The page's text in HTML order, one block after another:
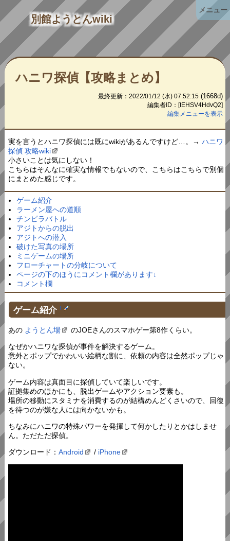
別館ようとんwiki
ハニワ探偵【攻略まとめ】
最終更新：2022/01/12 (水) 07:52:15 (1668d)
編集者ID：[tEHSV4HdvQ2]
編集メニューを表示
実を言うとハニワ探偵には既にwikiがあるんですけど…。→ハニワ
探偵 攻略wiki
小さいことは気にしない！
こちらはそんなに確実な情報でもないので、こちらはこちらで別個
にまとめた感じです。
ゲーム紹介
ラーメン屋への道順
チンピラバトル
アジトからの脱出
アジトへの潜入
破けた写真の場所
ミニゲームの場所
フローチャートの分岐について
ページの下のほうにコメント欄があります↓
コメント欄
ゲーム紹介 †
あの ようとん場 のJOEさんのスマホゲー第8作くらい。
なぜかハニワな探偵が事件を解決するゲーム。
意外とポップでかわいい絵柄な割に、依頼の内容は全然ポップじゃ
ない。
ゲーム内容は真面目に探偵していて楽しいです。
証拠集めのほかにも、脱出ゲームやアクション要素も。
場所の移動にスタミナを消費するのが結構めんどくさいので、回復
を待つのが嫌な人には向かないかも。
ちなみにハニワの特殊パワーを発揮して何かしたりとかはしませ
ん。ただただ探偵。
ダウンロード：Android / iPhone
メニュー